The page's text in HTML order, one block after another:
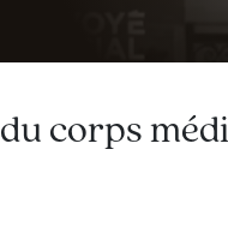
corps